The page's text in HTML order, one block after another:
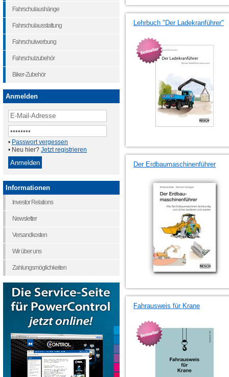
Lehrbuch "Der Ladekranführer"
Der Erdbaumaschinenführer
Fahrausweis für Krane
Fahrschulaushänge
Fahrschulausstattung
Fahrschulwerbung
Fahrschulzubehör
Biker-Zubehör
Anmelden
• Passwort vergessen
• Neu hier? Jetzt registrieren
Informationen
Investor Relations
Newsletter
Versandkosten
Wir über uns
Zahlungsmöglichkeiten